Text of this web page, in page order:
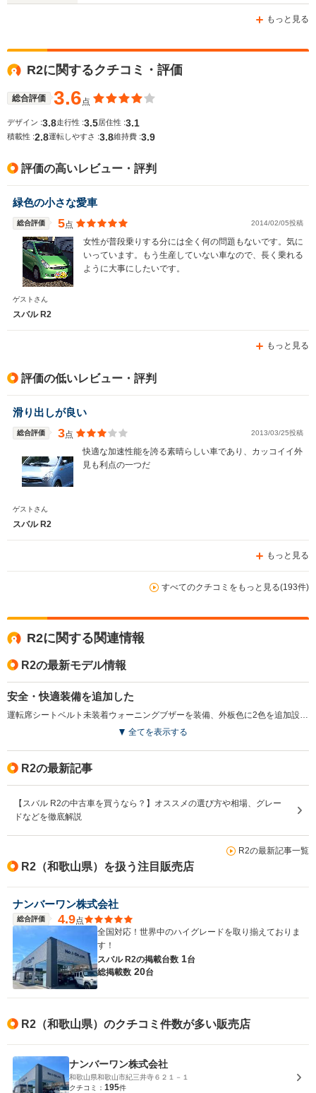
WLTCモード
燃費
もっと見る
R2に関するクチコミ・評価
総合評価 3.6点
デザイン :3.8走行性 :3.5 居住性 :3.1
積載性 :2.8運転しやすさ :3.8維持費 :3.9
評価の高いレビュー・評判
緑色の小さな愛車
総合評価 5点 2014/02/05投稿
女性が普段乗りする分には全く何の問題もないです。気に
いっています。もう生産していない車なので、長く乗れる
ように大事にしたいです。
ゲストさん
スバル R2
もっと見る
評価の低いレビュー・評判
滑り出しが良い
総合評価 3点 2013/03/25投稿
快適な加速性能を誇る素晴らしい車であり、カッコイイ外
見も利点の一つだ
ゲストさん
スバル R2
もっと見る
すべてのクチコミをもっと見る(193件)
R2に関する関連情報
R2の最新モデル情報
安全・快適装備を追加した
全てを表示する
R2の最新記事
【スバル R2の中古車を買うなら？】オススメの選び方や相場、グレー
ドなどを徹底解説
R2の最新記事一覧
R2（和歌山県）を扱う注目販売店
ナンバーワン株式会社
総合評価 4.9点
全国対応！世界中のハイグレードを取り揃えておりま
す！
スバル R2の掲載台数 1台
総掲載数 20台
R2（和歌山県）のクチコミ件数が多い販売店
ナンバーワン株式会社
和歌山県和歌山市紀三井寺６２１－１
クチコミ： 195件